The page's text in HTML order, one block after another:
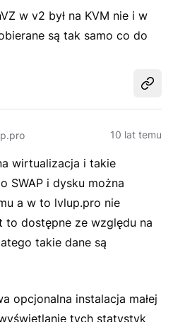
w v2 był na KVM nie i w
są tak samo co do
10 lat temu
wirtualizacja i takie
SWAP i dysku można
a w to lvlup.pro nie
to dostępne ze względu na
takie dane są
opcjonalna instalacja małej
tych statystyk